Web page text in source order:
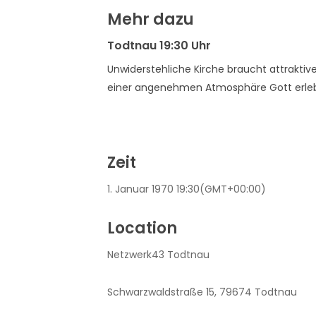
Mehr dazu
Todtnau 19:30 Uhr
Unwiderstehliche Kirche braucht
einer angenehmen Atmosphäre Gott
Zeit
1. Januar 1970 19:30(GMT+00:00)
Location
Netzwerk43 Todtnau
Schwarzwaldstraße 15, 79674 Todtnau